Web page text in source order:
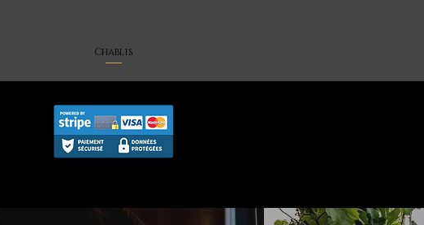
Aperçu rapide
Chablis